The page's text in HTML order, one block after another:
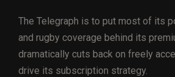
The Telegraph is to put most of its
and rugby coverage behind its
dramatically cuts back on freely
drive its subscription strategy.